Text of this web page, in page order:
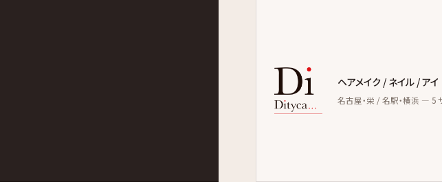
ヘアメイク / ネイル / アイ
名古屋・栄 / 名駅・横浜 — 5